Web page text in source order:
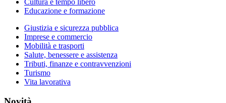
Cultura e tempo libero
Educazione e formazione
Giustizia e sicurezza pubblica
Imprese e commercio
Mobilità e trasporti
Salute, benessere e assistenza
Tributi, finanze e contravvenzioni
Turismo
Vita lavorativa